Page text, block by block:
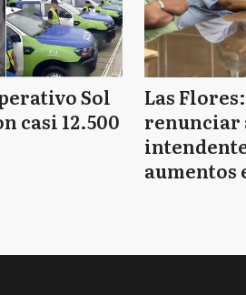
Sol
casi 12.500
Las
renunciar
aumentos